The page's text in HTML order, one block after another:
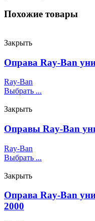
Похожие товары
Закрыть
Оправа Ray-Ban
Ray-Ban
Выбрать ...
Закрыть
Оправы Ray-Ban
Ray-Ban
Выбрать ...
Закрыть
Оправа Ray-Ban
2000